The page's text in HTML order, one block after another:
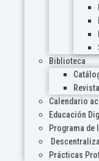
Biblioteca
Calendario
Educación
Programa de
Prácticas